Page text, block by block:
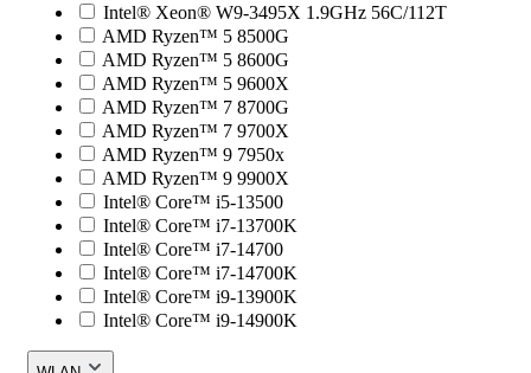
Intel® Xeon® W9-3495X 1.9GHz 56C/112T
AMD Ryzen™ 5 8500G
AMD Ryzen™ 5 8600G
AMD Ryzen™ 5 9600X
AMD Ryzen™ 7 8700G
AMD Ryzen™ 7 9700X
AMD Ryzen™ 9 7950x
AMD Ryzen™ 9 9900X
Intel® Core™ i5-13500
Intel® Core™ i7-13700K
Intel® Core™ i7-14700
Intel® Core™ i7-14700K
Intel® Core™ i9-13900K
Intel® Core™ i9-14900K